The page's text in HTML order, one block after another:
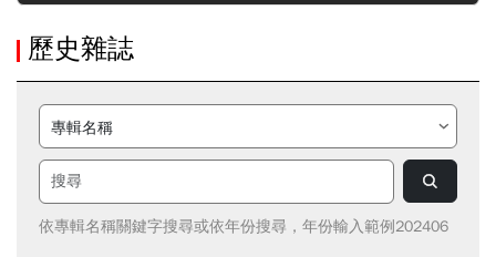
歷史雜誌
依專輯名稱關鍵字搜尋或依年份搜尋，年份輸入範例202406